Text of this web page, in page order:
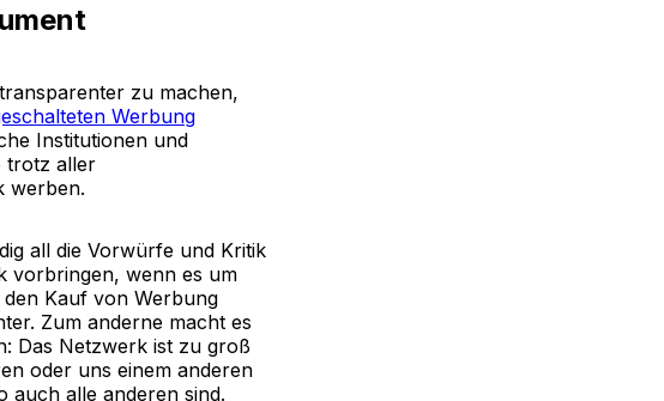
zu machen,
Werbung
Institutionen und
trotz aller
werben.
all die Vorwürfe und Kritik
vorbringen, wenn es um
Kauf von Werbung
Zum anderne macht es
Das Netzwerk ist zu groß
oder uns einem anderen
alle anderen sind.